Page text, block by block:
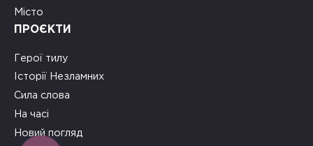
Місто
ПРОЄКТИ
Герої тилу
Історії Незламних
Сила слова
На часі
Новий погляд